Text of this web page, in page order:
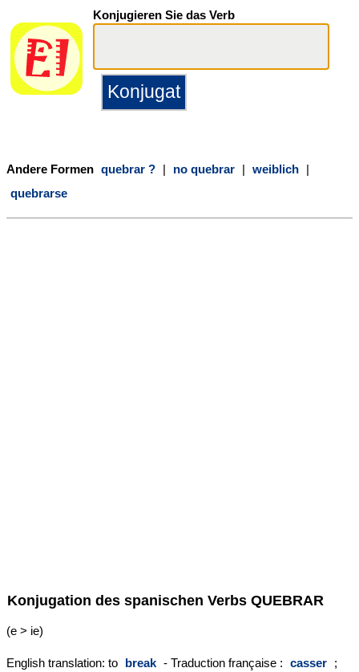
Konjugieren Sie das Verb
Andere Formen quebrar ? | no quebrar | weiblich |
quebrarse
Konjugation des spanischen Verbs QUEBRAR
(e > ie)
English translation: to break - Traduction française : casser ;